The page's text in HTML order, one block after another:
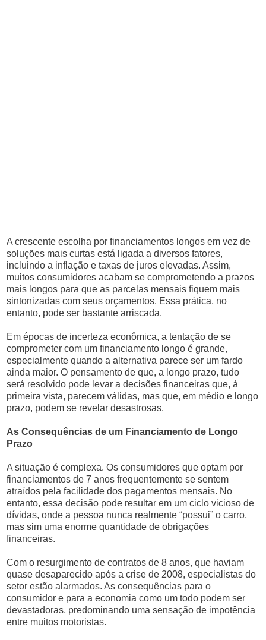
A crescente escolha por financiamentos longos em vez de
soluções mais curtas está ligada a diversos fatores,
incluindo a inflação e taxas de juros elevadas. Assim,
muitos consumidores acabam se comprometendo a prazos
mais longos para que as parcelas mensais fiquem mais
sintonizadas com seus orçamentos. Essa prática, no
entanto, pode ser bastante arriscada.
Em épocas de incerteza econômica, a tentação de se
comprometer com um financiamento longo é grande,
especialmente quando a alternativa parece ser um fardo
ainda maior. O pensamento de que, a longo prazo, tudo
será resolvido pode levar a decisões financeiras que, à
primeira vista, parecem válidas, mas que, em médio e longo
prazo, podem se revelar desastrosas.
As Consequências de um Financiamento de Longo
Prazo
A situação é complexa. Os consumidores que optam por
financiamentos de 7 anos frequentemente se sentem
atraídos pela facilidade dos pagamentos mensais. No
entanto, essa decisão pode resultar em um ciclo vicioso de
dívidas, onde a pessoa nunca realmente “possui” o carro,
mas sim uma enorme quantidade de obrigações
financeiras.
Com o resurgimento de contratos de 8 anos, que haviam
quase desaparecido após a crise de 2008, especialistas do
setor estão alarmados. As consequências para o
consumidor e para a economia como um todo podem ser
devastadoras, predominando uma sensação de impotência
entre muitos motoristas.